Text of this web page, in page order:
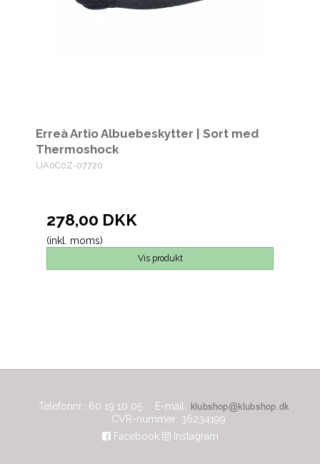
Erreà Artio Albuebeskytter | Sort med
Thermoshock
UA0C0Z-07720
278,00 DKK
(inkl. moms)
Vis produkt
Telefonnr.: 60 19 10 05 E-mail :
CVR-nummer: 36234199
Facebook
Instagram